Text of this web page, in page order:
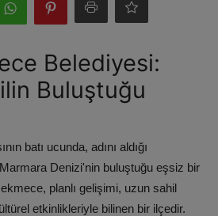
Belediyesi:
Buluştuğu
batı ucunda, adını aldığı
Denizi'nin buluştuğu eşsiz bir
planlı gelişimi, uzun sahil
etkinlikleriyle bilinen bir ilçedir.